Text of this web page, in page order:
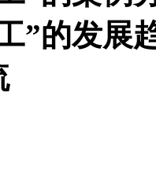
”的发展